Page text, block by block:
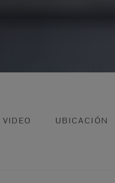
VIDEO UBICACIÓN